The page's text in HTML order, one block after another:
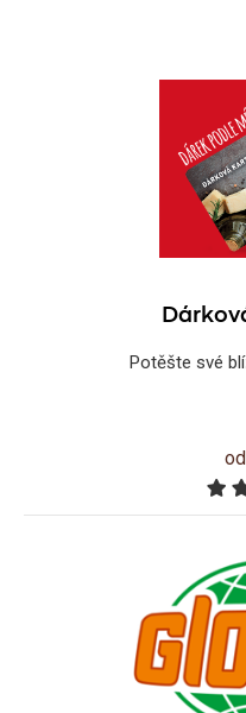
Potěšte své